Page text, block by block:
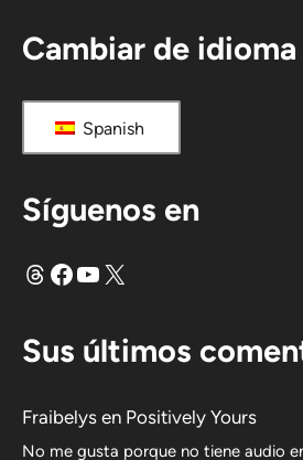
Cambiar de idioma
Spanish
Síguenos en
Hilos
Facebook
YouTube
X
Sus últimos
Fraibelys en Positively Yours
No me gusta porque no tiene audio